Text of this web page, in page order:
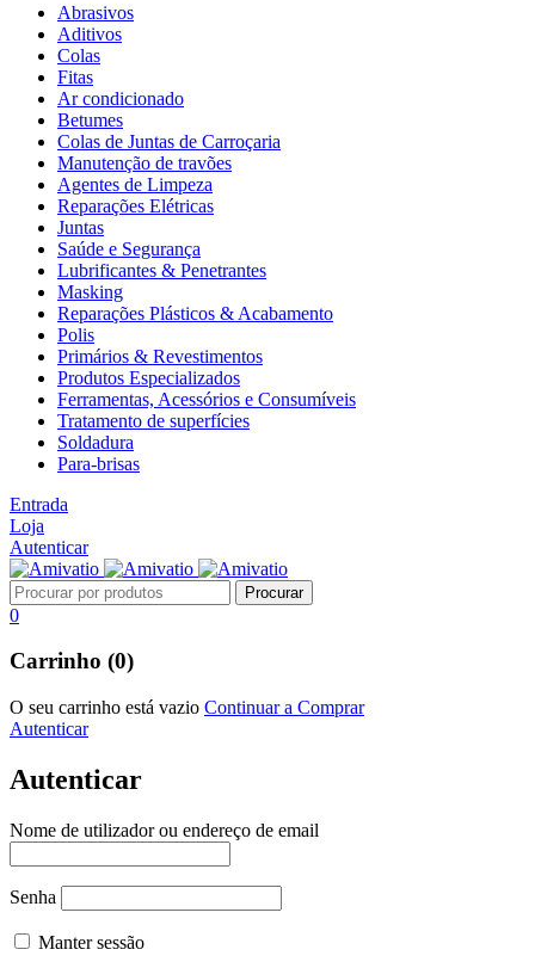
Abrasivos
Aditivos
Colas
Fitas
Ar condicionado
Betumes
Colas de Juntas de Carroçaria
Manutenção de travões
Agentes de Limpeza
Reparações Elétricas
Juntas
Saúde e Segurança
Lubrificantes & Penetrantes
Masking
Reparações Plásticos & Acabamento
Polis
Primários & Revestimentos
Produtos Especializados
Ferramentas, Acessórios e Consumíveis
Tratamento de superfícies
Soldadura
Para-brisas
Entrada
Loja
Autenticar
0
Carrinho (0)
O seu carrinho está vazio Continuar a Comprar
Autenticar
Autenticar
Nome de utilizador ou endereço de email
Senha
Manter sessão